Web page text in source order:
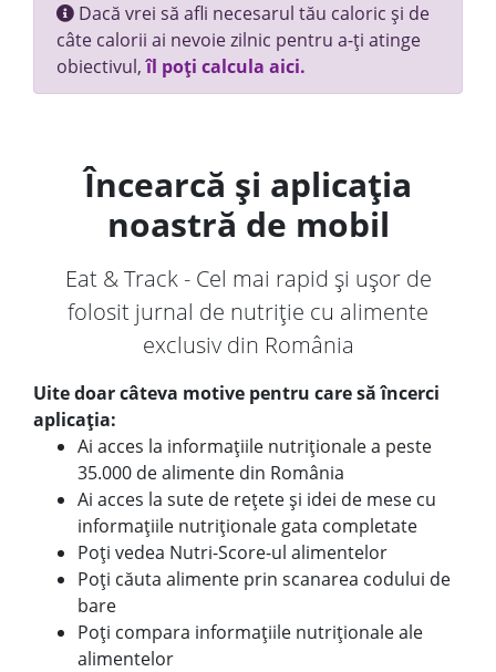
Dacă vrei să afli necesarul tău caloric și de
câte calorii ai nevoie zilnic pentru a-ți atinge
obiectivul,îl poți calcula aici.
Încearcă și aplicația
noastră de mobil
Eat & Track - Cel mai rapid și ușor de
folosit jurnal de nutriție cu alimente
exclusiv din România
Uite doar câteva motive pentru care să încerci
aplicația:
Ai acces la informațiile nutriționale a peste
35.000 de alimente din România
Ai acces la sute de rețete și idei de mese cu
informațiile nutriționale gata completate
Poți vedea Nutri-Score-ul alimentelor
Poți căuta alimente prin scanarea codului de
bare
Poți compara informațiile nutriționale ale
alimentelor